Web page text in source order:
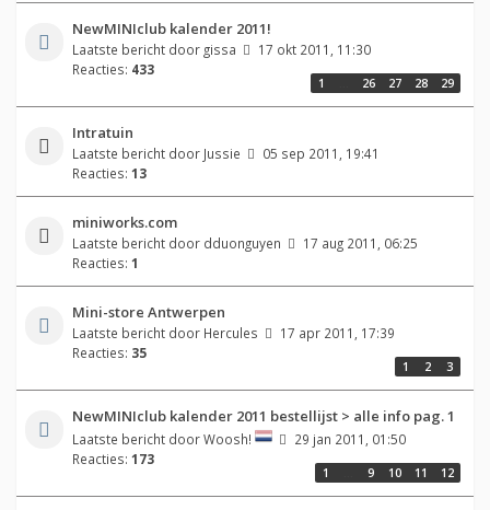
NewMINIclub kalender 2011!
Laatste bericht door gissa
17 okt 2011, 11:30
Reacties: 433
1 26 27 28 29
Intratuin
Laatste bericht door Jussie
05 sep 2011, 19:41
Reacties: 13
miniworks.com
Laatste bericht door dduonguyen
17 aug 2011, 06:25
Reacties: 1
Mini-store Antwerpen
Laatste bericht door Hercules
17 apr 2011, 17:39
Reacties: 35
1 2 3
NewMINIclub kalender 2011 bestellijst > alle info pag. 1
Laatste bericht doorWoosh!
29 jan 2011, 01:50
Reacties: 173
1 9 10 11 12